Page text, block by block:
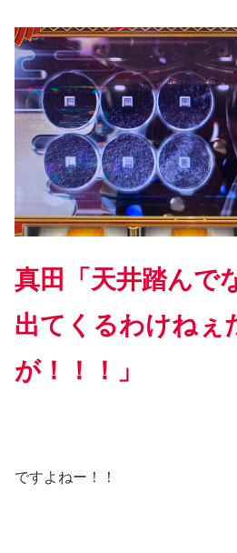
真田「天井踏んで
出てくるわけねぇ
が！！！」
ですよねー！！